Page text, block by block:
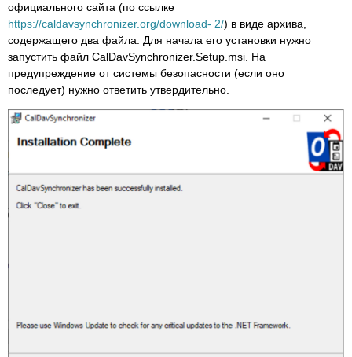
официального сайта (по ссылке
https://caldavsynchronizer.org/download- 2/) в виде архива,
содержащего два файла. Для начала его установки нужно
запустить файл CalDavSynchronizer.Setup.msi. На
предупреждение от системы безопасности (если оно
последует) нужно ответить утвердительно.